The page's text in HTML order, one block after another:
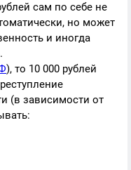
сам по себе не
но может
и иногда
), то 10 000 рублей
(в зависимости от